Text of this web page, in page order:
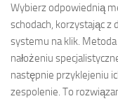
Wybierz odpowiednią
schodach, korzystając z
systemu na klik. Metoda
nałożeniu
następnie przyklejeniu
zespolenie. To